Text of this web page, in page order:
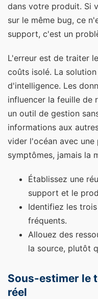
dans votre produit. Si
sur le même bug, ce
support, c'est un
L'erreur est de traiter
coûts isolé. La
d'intelligence. Les
influencer la feuille de
un outil de gestion
informations aux
vider l'océan avec
symptômes, jamais la
Établissez une
support et le
Identifiez les
fréquents.
Allouez des
la source, plutôt
Sous-estimer le
réel